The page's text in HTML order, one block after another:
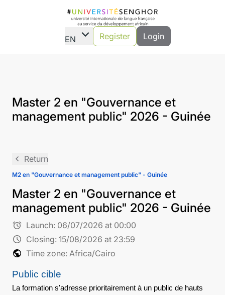
EN expand_more Register Login
Master 2 en "Gouvernance et
management public" 2026 - Guinée
navigate_before Return
M2 en "Gouvernance et management public" - Guinée
Master 2 en "Gouvernance et
management public" 2026 - Guinée
alarm Launch: 06/07/2026 at 00:00
schedule Closing: 15/08/2026 at 23:59
public Time zone: Africa/Cairo
Public cible
La formation s'adresse prioritairement à un public de hauts